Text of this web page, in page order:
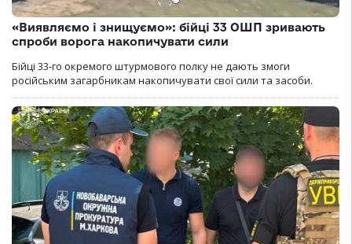
«Виявляємо і знищуємо»: бійці 33 ОШП зривають
спроби ворога накопичувати сили
Бійці 33-го окремого штурмового полку не дають змоги
російським загарбникам накопичувати свої сили та засоби.